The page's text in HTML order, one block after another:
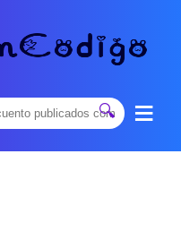
🔍 ≡